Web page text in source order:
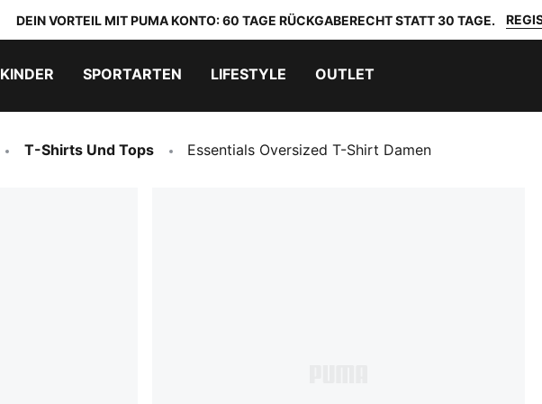
DEIN VORTEIL MIT PUMA KONTO: 60 TAGE RÜCKGABERECHT STATT 30 TAGE.
KINDER SPORTARTEN LIFESTYLE OUTLET
T-Shirts Und Tops Essentials Oversized T-Shirt Damen